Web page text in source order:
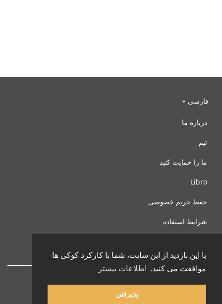
با این بازدید از این سایت، شما با کارکرد کوکی ها
موافقت می کنید.
اطلاعات بیشتر
پذیرفتن
فارسی
درباره ما
تیم
ما را حمایت کنید
Libro
حفظ حریم خصوصی
شرایط استفاده